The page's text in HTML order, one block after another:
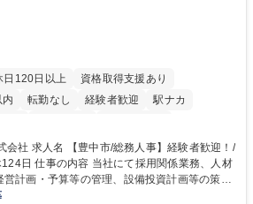
日120日以上
資格取得支援あり
転勤なし 経験者歓迎
駅ナカ
昼食補助あり 食事補助あり
験者歓迎！/
係業務、人材
計画・予算等の管理、設備投資計画等の策
運営等、経営の根幹となる幅広い総務人事業